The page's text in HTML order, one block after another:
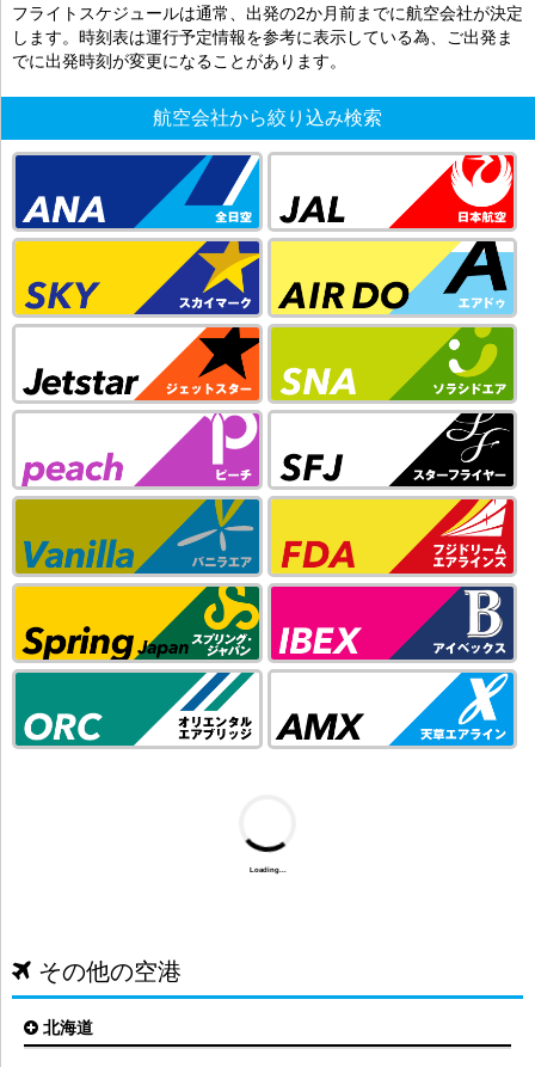
フライトスケジュールは通常、出発の2か月前までに航空会社が決定
します。時刻表は運行予定情報を参考に表示している為、ご出発ま
でに出発時刻が変更になることがあります。
航空会社から絞り込み検索
Loading...
その他の空港
北海道